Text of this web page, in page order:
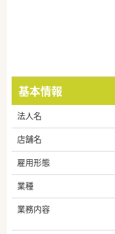
基本情報
法人名
店舗名
雇用形態
業種
業務内容